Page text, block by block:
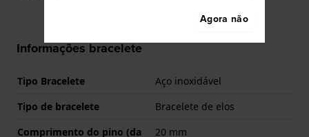
Informações bracelete
Tipo Bracelete
Aço inoxidável
Tipo de bracelete
Bracelete de elos
Comprimento do pino (da
20 mm
Agora não